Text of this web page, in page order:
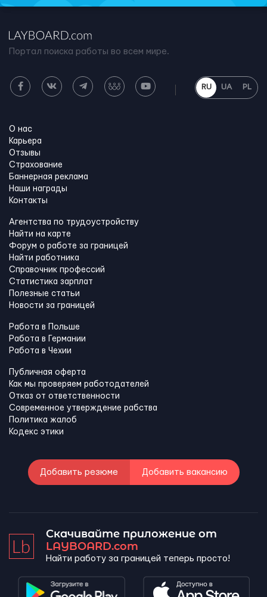
Портал поиска работы во всем мире.
RU UA PL
О нас
Карьера
Отзывы
Страхование
Баннерная реклама
Наши награды
Контакты
Агентства по трудоустройству
Найти на карте
Форум о работе за границей
Найти работника
Справочник профессий
Статистика зарплат
Полезные статьи
Новости за границей
Работа в Польше
Работа в Германии
Работа в Чехии
Публичная оферта
Как мы проверяем работодателей
Отказ от ответственности
Современное утверждение рабства
Политика жалоб
Кодекс этики
Добавить резюме Добавить вакансию
Скачивайте приложение от
LAYBOARD.com
Найти работу за границей теперь просто!